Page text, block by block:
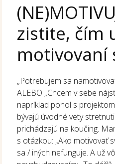
zistite, čím
motivovaní
„Potrebujem sa
ALEBO „Chcem v sebe
napríklad pohol s
bývajú úvodné vety
prichádzajú na koučing.
s otázkou: „Ako motivovať
sa / iných nefunguje. A už